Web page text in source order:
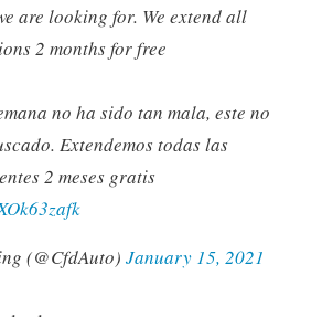
are looking for. We extend all
2 months for free
no ha sido tan mala, este no
Extendemos todas las
2 meses gratis
(@CfdAuto) January 15, 2021